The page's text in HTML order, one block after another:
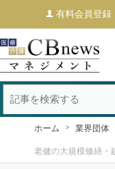
有料会員登録
ホーム 業界団体
老健の大規模修繕・